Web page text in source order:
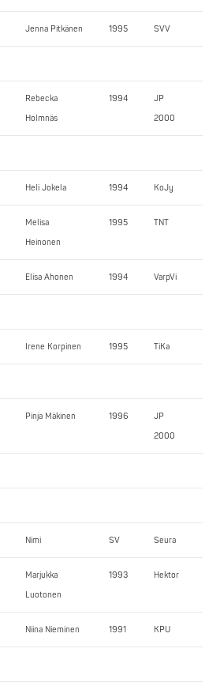
Jenna Pitkänen 1995 SVV
Rebecka
Holmnäs
1994
JP
2000
Heli Jokela 1994 KoJy
Melisa
Heinonen
1995 TNT
Elisa Ahonen 1994 VarpVi
Irene Korpinen 1995 TiKa
Pinja Mäkinen 1996
JP
2000
Nimi SV Seura
Marjukka
Luotonen
1993 Hektor
Niina Nieminen 1991 KPU